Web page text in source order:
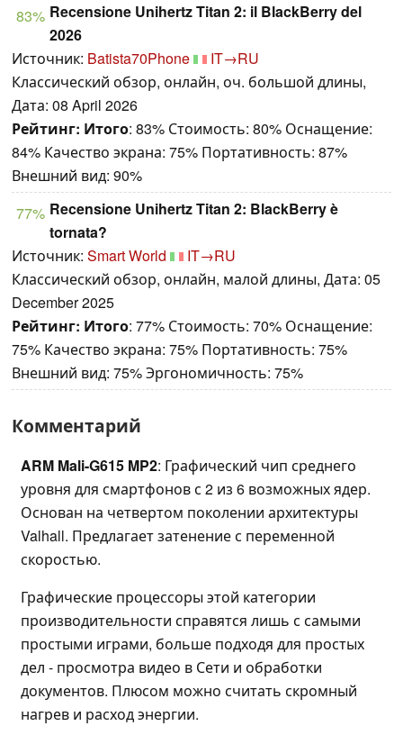
83% Recensione Unihertz Titan 2: il BlackBerry del
2026
Источник: Batista70Phone
IT→RU
Классический обзор, онлайн, оч. большой длины,
Дата: 08 April 2026
Рейтинг: Итого: 83% Стоимость: 80% Оснащение:
84% Качество экрана: 75% Портативность: 87%
Внешний вид: 90%
77% Recensione Unihertz Titan 2: BlackBerry è
tornata?
Источник: Smart World
IT→RU
Классический обзор, онлайн, малой длины, Дата: 05
December 2025
Рейтинг: Итого: 77% Стоимость: 70% Оснащение:
75% Качество экрана: 75% Портативность: 75%
Внешний вид: 75% Эргономичность: 75%
Комментарий
ARM Mali-G615 MP2: Графический чип среднего
уровня для смартфонов с 2 из 6 возможных ядер.
Основан на четвертом поколении архитектуры
Valhall. Предлагает затенение с переменной
скоростью.
Графические процессоры этой категории
производительности справятся лишь с самыми
простыми играми, больше подходя для простых
дел - просмотра видео в Сети и обработки
документов. Плюсом можно считать скромный
нагрев и расход энергии.